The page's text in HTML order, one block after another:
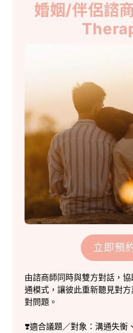
婚姻/伴侶諮
立即預
由諮商師同時與雙方對話，
通模式，讓彼此重新聽見對
對問題。
❣️適合議題／對象：溝通失衡